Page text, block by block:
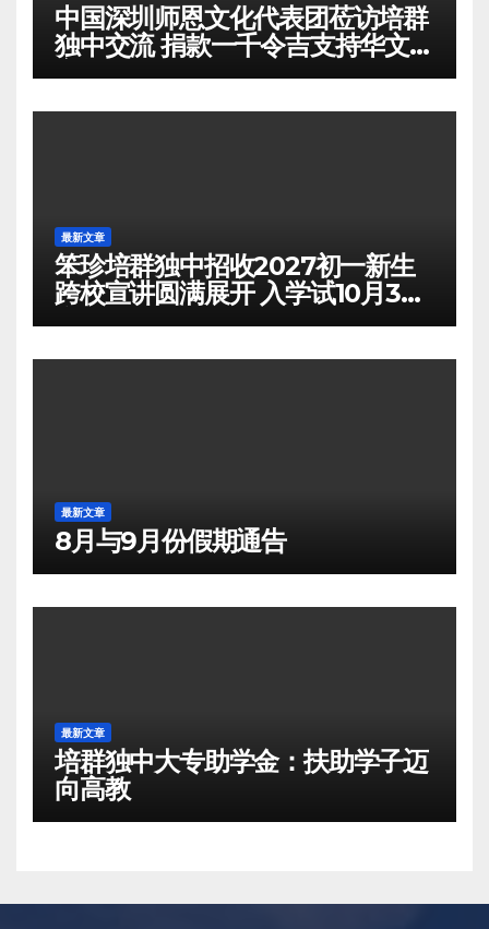
中国深圳师恩文化代表团莅访培群
独中交流 捐款一千令吉支持华文教
育
最新文章
笨珍培群独中招收2027初一新生
跨校宣讲圆满展开 入学试10月3日
举行
最新文章
8月与9月份假期通告
最新文章
培群独中大专助学金：扶助学子迈
向高教